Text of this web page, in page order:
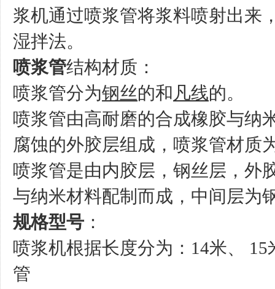
浆机通过喷浆管将浆料喷射出来
湿拌法。
喷浆管结构材质：
喷浆管分为钢丝的和 凡线的。
喷浆管由高耐磨的合成橡胶与纳
腐蚀的外胶层组成，喷浆管材质
喷浆管是由内胶层，钢丝层，外
与纳米材料配制而成，中间层为
规格型号 ：
喷浆机根据长度分为：14米、
管